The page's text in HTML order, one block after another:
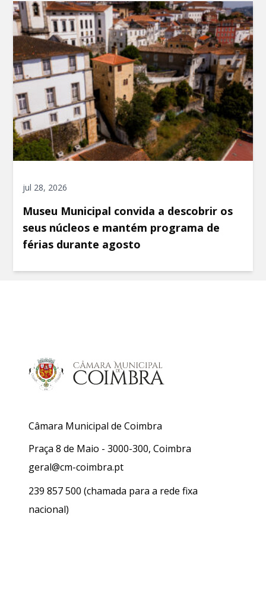
jul 28, 2026
Museu Municipal convida a descobrir os
seus núcleos e mantém programa de
férias durante agosto
Câmara Municipal de Coimbra
Praça 8 de Maio - 3000-300, Coimbra
geral@cm-coimbra.pt
239 857 500 (chamada para a rede fixa
nacional)